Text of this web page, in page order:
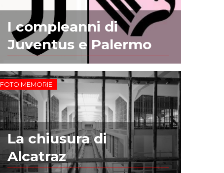
I compleanni di
Juventus e Palermo
FOTO MEMORIE
La chiusura di
Alcatraz